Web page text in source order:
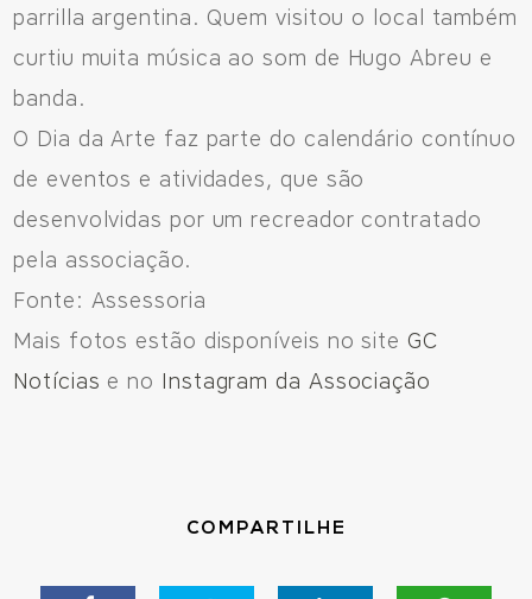
parrilla argentina. Quem visitou o local também
curtiu muita música ao som de Hugo Abreu e
banda.
O Dia da Arte faz parte do calendário contínuo
de eventos e atividades, que são
desenvolvidas por um recreador contratado
pela associação.
Fonte: Assessoria
Mais fotos estão disponíveis no site GC
Notícias e no Instagram da Associação
COMPARTILHE